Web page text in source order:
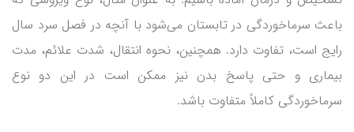
باعث سرماخوردگی در تابستان می‌شود با آنچه در فصل سرد سال
رایج است، تفاوت دارد. همچنین، نحوه انتقال، شدت علائم، مدت
بیماری و حتی پاسخ بدن نیز ممکن است در این دو نوع
سرماخوردگی کاملاً متفاوت باشد.